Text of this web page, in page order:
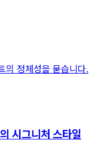
의 정체성을 묻습니다.
시그니처 스타일